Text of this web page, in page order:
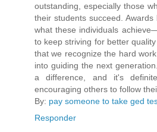
outstanding, especially those
their students succeed.
what these individuals
to keep striving for better
that we recognize the hard
into guiding the next
a difference, and it's
encouraging others to follow
By: pay someone to take ged
Responder